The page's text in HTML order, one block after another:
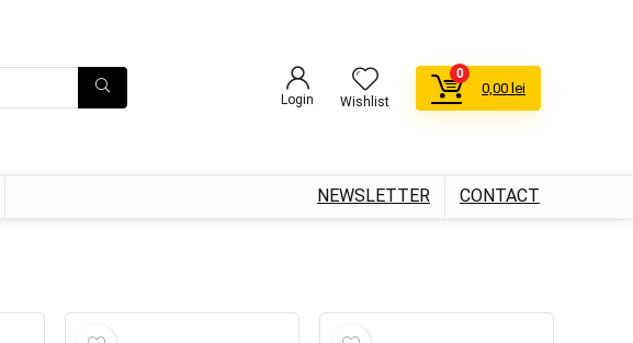
Login Wishlist
0
0,00 lei
NEWSLETTER CONTACT